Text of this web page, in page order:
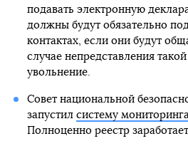
подавать электронную
должны будут обязательно
контактах, если они будут
случае непредставления
увольнение.
Совет национальной
запустил систему
Полноценно реестр